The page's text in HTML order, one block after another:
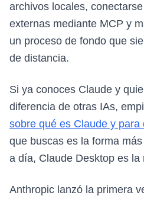
archivos locales,
externas mediante MCP y
un proceso de fondo que
de distancia.
Si ya conoces Claude y
diferencia de otras IAs,
sobre qué es Claude y para
que buscas es la forma
a día, Claude Desktop es la
Anthropic lanzó la primera